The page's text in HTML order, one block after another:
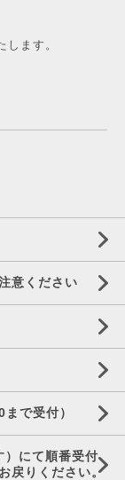
ます。
意ください
で受付）
）にて順番受付
戻りください。